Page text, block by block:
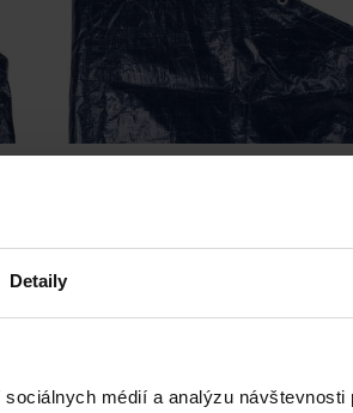
Detaily
médií a analýzu
v utorok u vás